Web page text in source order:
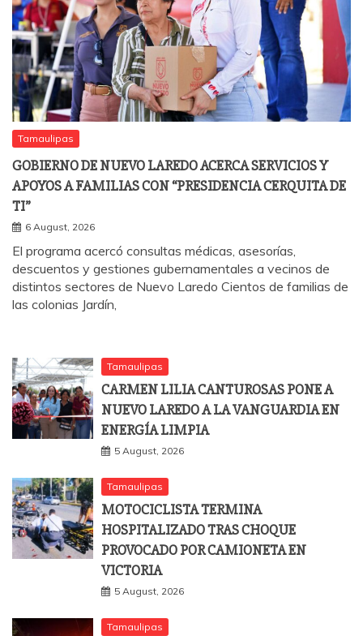
Tamaulipas
GOBIERNO DE NUEVO LAREDO ACERCA SERVICIOS Y
APOYOS A FAMILIAS CON “PRESIDENCIA CERQUITA DE
TI”
6 August, 2026
El programa acercó consultas médicas, asesorías,
descuentos y gestiones gubernamentales a vecinos de
distintos sectores de Nuevo Laredo Cientos de familias de
las colonias Jardín,
Tamaulipas
CARMEN LILIA CANTUROSAS PONE A
NUEVO LAREDO A LA VANGUARDIA EN
ENERGÍA LIMPIA
5 August, 2026
Tamaulipas
MOTOCICLISTA TERMINA
HOSPITALIZADO TRAS CHOQUE
PROVOCADO POR CAMIONETA EN
VICTORIA
5 August, 2026
Tamaulipas